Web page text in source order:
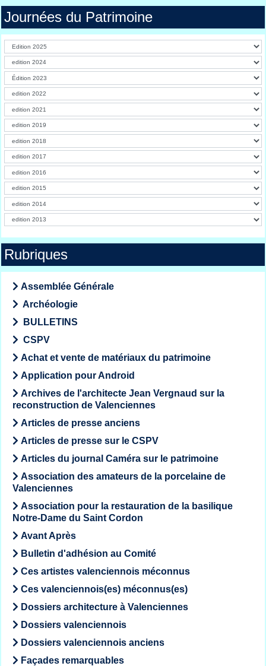
Journées du Patrimoine
Rubriques
Assemblée Générale
Archéologie
BULLETINS
CSPV
Achat et vente de matériaux du patrimoine
Application pour Android
Archives de l'architecte Jean Vergnaud sur la
reconstruction de Valenciennes
Articles de presse anciens
Articles de presse sur le CSPV
Articles du journal Caméra sur le patrimoine
Association des amateurs de la porcelaine de
Valenciennes
Association pour la restauration de la basilique
Notre-Dame du Saint Cordon
Avant Après
Bulletin d'adhésion au Comité
Ces artistes valenciennois méconnus
Ces valenciennois(es) méconnus(es)
Dossiers architecture à Valenciennes
Dossiers valenciennois
Dossiers valenciennois anciens
Façades remarquables